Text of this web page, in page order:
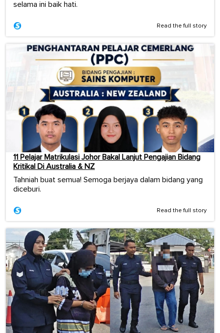
selama ini baik hati.
Read the full story
11 Pelajar Matrikulasi Johor Bakal Lanjut Pengajian Bidang
Kritikal Di Australia & NZ
Tahniah buat semua! Semoga berjaya dalam bidang yang
diceburi.
Read the full story